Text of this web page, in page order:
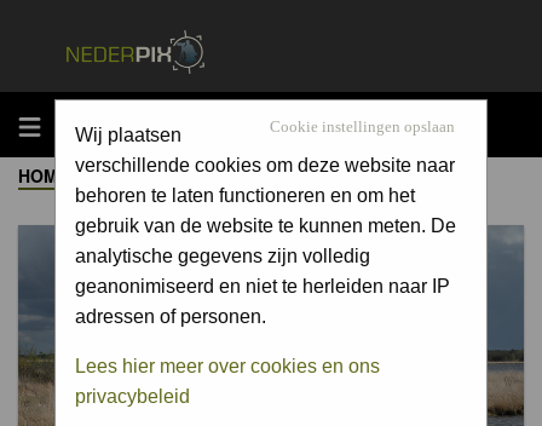
MENU Cookie instellingen opslaan
Wij plaatsen
verschillende cookies om deze website naar
behoren te laten functioneren en om het
gebruik van de website te kunnen meten. De
analytische gegevens zijn volledig
geanonimiseerd en niet te herleiden naar IP
adressen of personen.
Lees hier meer over cookies en ons
privacybeleid
HOME ->ALBUM